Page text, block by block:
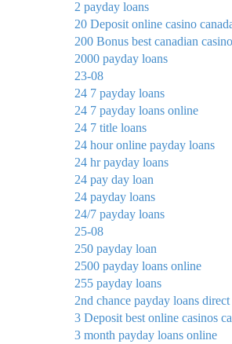
2 payday loans
20 Deposit online casino
200 Bonus best canadian casino
2000 payday loans
23-08
24 7 payday loans
24 7 payday loans online
24 7 title loans
24 hour online payday loans
24 hr payday loans
24 pay day loan
24 payday loans
24/7 payday loans
25-08
250 payday loan
2500 payday loans online
255 payday loans
2nd chance payday loans
3 Deposit best online casinos ca
3 month payday loans online